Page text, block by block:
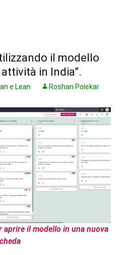
il modello
in India”.
e Lean Roshan Polekar
aprire il modello in una nuova